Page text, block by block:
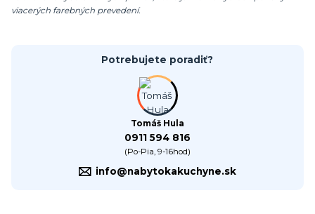
viacerých farebných prevedení.
Potrebujete poradiť?
Tomáš Hula
0911 594 816
(Po-Pia, 9-16hod)
info@nabytokakuchyne.sk